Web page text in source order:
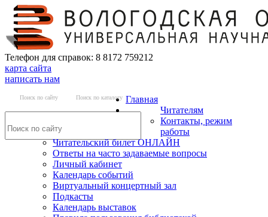
Телефон для справок: 8 8172 759212
карта сайта
написать нам
Поиск по сайту Поиск по каталогу Главная
Читателям
Контакты, режим
работы
Читательский билет ОНЛАЙН
Ответы на часто задаваемые вопросы
Личный кабинет
Календарь событий
Виртуальный концертный зал
Подкасты
Календарь выставок